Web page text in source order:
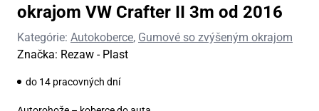
okrajom VW Crafter II 3m od 2016
Kategórie: Autokoberce, Gumové so zvýšeným okrajom
Značka: Rezaw - Plast
do 14 pracovných dní